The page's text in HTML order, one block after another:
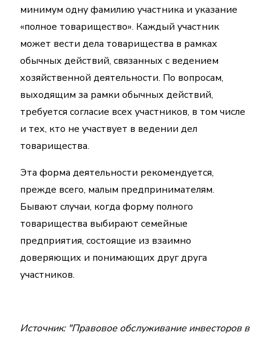
минимум одну фамилию участника и указание
«полное товарищество». Каждый участник
может вести дела товарищества в рамках
обычных действий, связанных с ведением
хозяйственной деятельности. По вопросам,
выходящим за рамки обычных действий,
требуется согласие всех участников, в том числе
и тех, кто не участвует в ведении дел
товарищества.
Эта форма деятельности рекомендуется,
прежде всего, малым предпринимателям.
Бывают случаи, когда форму полного
товарищества выбирают семейные
предприятия, состоящие из взаимно
доверяющих и понимающих друг друга
участников.
Источник: "Правовое обслуживание инвесторов в